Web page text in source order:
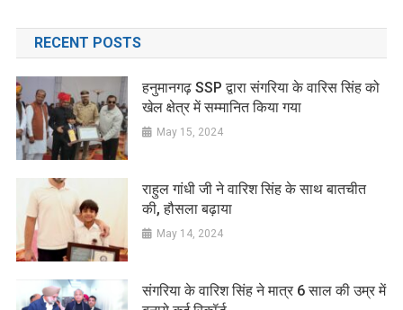
RECENT POSTS
हनुमानगढ़ SSP द्वारा संगरिया के वारिस सिंह को
खेल क्षेत्र में सम्मानित किया गया
May 15, 2024
राहुल गांधी जी ने वारिश सिंह के साथ बातचीत
की, हौसला बढ़ाया
May 14, 2024
संगरिया के वारिश सिंह ने मात्र 6 साल की उम्र में